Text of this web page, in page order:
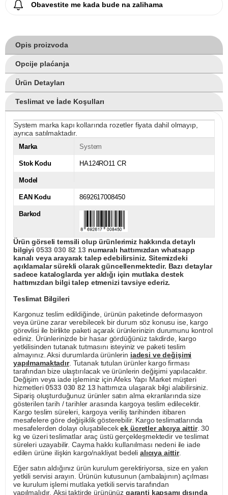
Obavestite me kada bude na zalihama
Opis proizvoda
Opcije plaćanja
Ürün Detayları
Teslimat ve İade Koşulları
System marka kapı kollarında rozetler fiyata dahil olmayıp,
ayrıca satılmaktadır.
Marka System
Stok Kodu HA124RO11 CR
Model
EAN Kodu 8692617008450
Barkod
Ürün görseli temsili olup ürünlerimiz hakkında detaylı
bilgiyi 0533 030 82 13numaralı hattımızdan whatsapp
kanalı veya arayarak talep edebilirsiniz. Sitemizdeki
açıklamalar sürekli olarak güncellenmektedir. Bazı detaylar
sadece kataloglarda yer aldığı için mutlaka destek
hattımızdan bilgi talep etmenizi tavsiye ederiz.
Teslimat Bilgileri
Kargonuz teslim edildiğinde, ürünün paketinde deformasyon
veya ürüne zarar verebilecek bir durum söz konusu ise, kargo
görevlisi ile birlikte paketi açarak ürünlerinizin durumunu kontrol
ediniz. Ürünlerinizde bir hasar gördüğünüz takdirde, kargo
yetkilisinden tutanak tutmasını isteyiniz ve paketi teslim
almayınız. Aksi durumlarda ürünlerin iadesi ve değişimi
yapılmamaktadır. Tutanak tutulan ürünler kargo firması
tarafından bize ulaştırılacak ve ürünlerin değişimi yapılacaktır.
Değişim veya iade işleminiz için Afeks Yapı Market müşteri
hizmetleri0533 030 82 13hattımıza ulaşarak bilgi alabilirsiniz.
Sipariş oluşturduğunuz ürünler satın alma ekranlarında size
gösterilen tarih / tarihler arasında kargoya teslim edilecektir.
Kargo teslim süreleri, kargoya veriliş tarihinden itibaren
mesafelere göre değişiklik gösterebilir. Kargo teslimatlarında
mesafelerden dolayı oluşabilecekek ücretler alıcıya aittir. 30
kg ve üzeri teslimatlar araç üstü gerçekleşmektedir ve teslimat
süreleri uzayabilir. Cayma hakkı kullanılması nedeni ile iade
edilen ürüne ilişkin kargo/nakliyat bedeli alıcıya aittir.
Eğer satın aldığınız ürün kurulum gerektiriyorsa, size en yakın
yetkili servisi arayın. Ürünün kutusunun (ambalajının) açılması
ve kurulum işlemi mutlaka yetkili servis tarafından
yapılmalıdır. Aksi taktirde ürününüz garanti kapsamı dışında